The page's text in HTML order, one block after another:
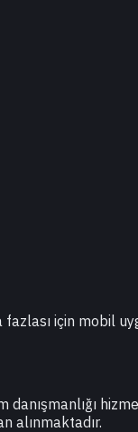
için mobil
danışmanlığı
alınmaktadır.